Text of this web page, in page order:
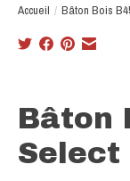
Accueil / Bâton Bois
Bâton
Select